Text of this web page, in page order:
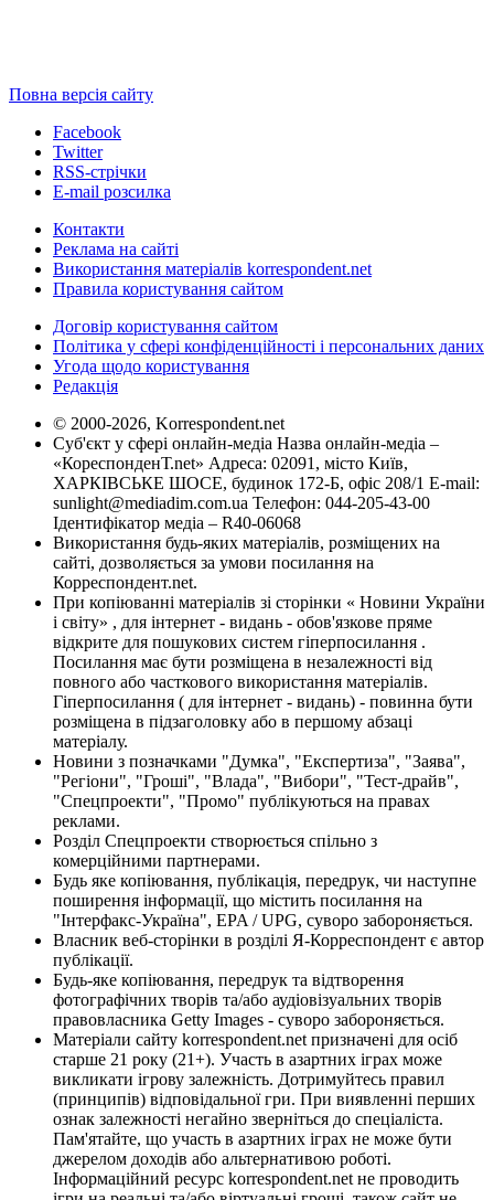
Повна версія сайту
Facebook
Twitter
RSS-стрічки
E-mail розсилка
Контакти
Реклама на сайті
Використання матеріалів korrespondent.net
Правила користування сайтом
Договір користування сайтом
Політика у сфері конфіденційності і персональних даних
Угода щодо користування
Редакція
© 2000-2026, Korrespondent.net
Суб'єкт у сфері онлайн-медіа Назва онлайн-медіа –
«КореспонденТ.net» Адреса: 02091, місто Київ,
ХАРКІВСЬКЕ ШОСЕ, будинок 172-Б, офіс 208/1 E-mail:
sunlight@mediadim.com.ua Телефон: 044-205-43-00
Ідентифікатор медіа – R40-06068
Використання будь-яких матеріалів, розміщених на
сайті, дозволяється за умови посилання на
Корреспондент.net.
При копіюванні матеріалів зі сторінки « Новини України
і світу» , для інтернет - видань - обов'язкове пряме
відкрите для пошукових систем гіперпосилання .
Посилання має бути розміщена в незалежності від
повного або часткового використання матеріалів.
Гіперпосилання ( для інтернет - видань) - повинна бути
розміщена в підзаголовку або в першому абзаці
матеріалу.
Новини з позначками "Думка", "Експертиза", "Заява",
"Регіони", "Гроші", "Влада", "Вибори", "Тест-драйв",
"Спецпроекти", "Промо" публікуються на правах
реклами.
Розділ Спецпроекти створюється спільно з
комерційними партнерами.
Будь яке копіювання, публікація, передрук, чи наступне
поширення інформації, що містить посилання на
"Інтерфакс-Україна", EPA / UPG, суворо забороняється.
Власник веб-сторінки в розділі Я-Корреспондент є автор
публікації.
Будь-яке копіювання, передрук та відтворення
фотографічних творів та/або аудіовізуальних творів
правовласника Getty Images - суворо забороняється.
Матеріали сайту korrespondent.net призначені для осіб
старше 21 року (21+). Участь в азартних іграх може
викликати ігрову залежність. Дотримуйтесь правил
(принципів) відповідальної гри. При виявленні перших
ознак залежності негайно зверніться до спеціаліста.
Пам'ятайте, що участь в азартних іграх не може бути
джерелом доходів або альтернативою роботі.
Інформаційний ресурс korrespondent.net не проводить